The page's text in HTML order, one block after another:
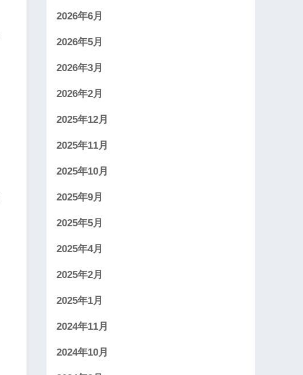
2026年6月
2026年5月
2026年3月
2026年2月
2025年12月
2025年11月
2025年10月
2025年9月
2025年5月
2025年4月
2025年2月
2025年1月
2024年11月
2024年10月